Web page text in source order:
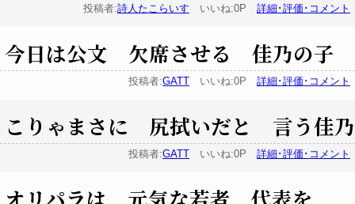
投稿者:詩人たこらいす いいね:0P 詳細･評価･コメント
今日は公文 欠席させる 佳乃の子
投稿者:GATT いいね:0P 詳細･評価･コメント
こりゃまさに 尻拭いだと 言う佳乃
投稿者:GATT いいね:0P 詳細･評価･コメント